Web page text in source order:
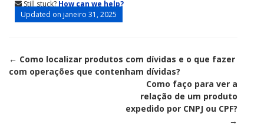
Still stuck? How can we help?
Updated on janeiro 31, 2025
Doc
← Como localizar produtos com dívidas e o que fazer
com operações que contenham dívidas?
Como faço para ver a
relação de um produto
expedido por CNPJ ou CPF?
→